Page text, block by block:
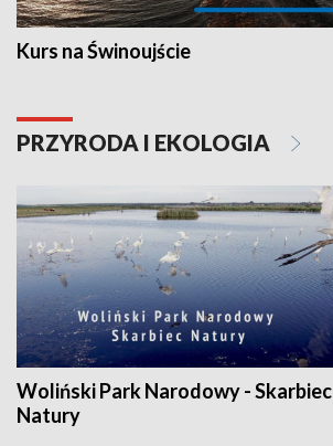
Kurs na Świnoujście
PRZYRODA I EKOLOGIA
Woliński Park Narodowy - Skarbiec
Natury